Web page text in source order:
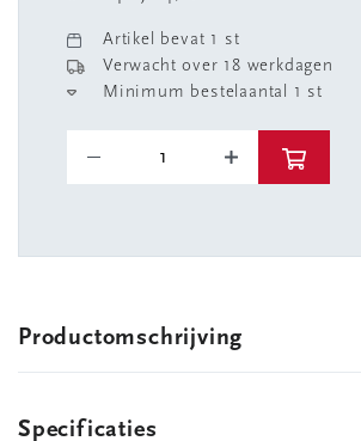
Artikel bevat 1 st
Verwacht over 18 werkdagen
Minimum bestelaantal 1 st
Productomschrijving
Specificaties